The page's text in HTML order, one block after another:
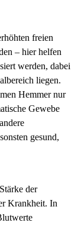
freien
– hier helfen
werden, dabei
liegen.
Hemmer nur
Gewebe
gesund,
der
Krankheit. In